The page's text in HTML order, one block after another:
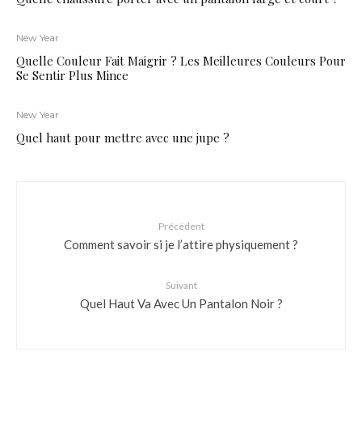
New Year
Quelle Couleur Fait Maigrir ? Les Meilleures Couleurs Pour
Se Sentir Plus Mince
New Year
Quel haut pour mettre avec une jupe ?
Précédent
Comment savoir si je l’attire physiquement ?
Suivant
Quel Haut Va Avec Un Pantalon Noir ?